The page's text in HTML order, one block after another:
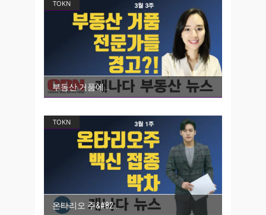
TOKN
부동산 거품에
TOKN
온타리오 주&#82